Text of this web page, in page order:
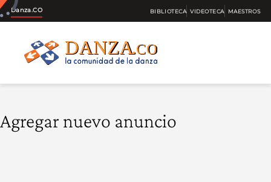
Danza.CO BIBLIOTECA VIDEOTECA MAESTROS
Agregar nuevo anuncio